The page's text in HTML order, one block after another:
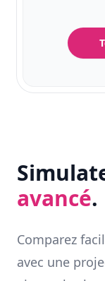
avancé.
Comparez
avec une